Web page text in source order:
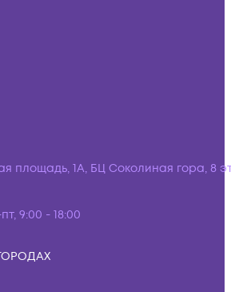
площадь, 1А, БЦ Соколиная гора, 8
9:00 - 18:00